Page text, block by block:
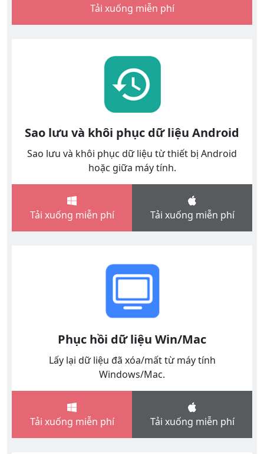
Tải xuống miễn phí
Sao lưu và khôi phục dữ liệu Android
Sao lưu và khôi phục dữ liệu từ thiết bị Android
hoặc giữa máy tính.
Tải xuống miễn phí Tải xuống miễn phí
Phục hồi dữ liệu Win/Mac
Lấy lại dữ liệu đã xóa/mất từ ​​máy tính
Windows/Mac.
Tải xuống miễn phí Tải xuống miễn phí